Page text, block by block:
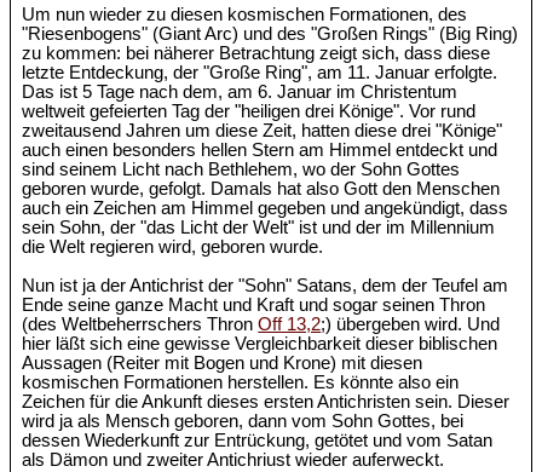
Um nun wieder zu diesen kosmischen Formationen, des
"Riesenbogens" (Giant Arc) und des "Großen Rings" (Big Ring)
zu kommen: bei näherer Betrachtung zeigt sich, dass diese
letzte Entdeckung, der "Große Ring", am 11. Januar erfolgte.
Das ist 5 Tage nach dem, am 6. Januar im Christentum
weltweit gefeierten Tag der "heiligen drei Könige". Vor rund
zweitausend Jahren um diese Zeit, hatten diese drei "Könige"
auch einen besonders hellen Stern am Himmel entdeckt und
sind seinem Licht nach Bethlehem, wo der Sohn Gottes
geboren wurde, gefolgt. Damals hat also Gott den Menschen
auch ein Zeichen am Himmel gegeben und angekündigt, dass
sein Sohn, der "das Licht der Welt" ist und der im Millennium
die Welt regieren wird, geboren wurde.
Nun ist ja der Antichrist der "Sohn" Satans, dem der Teufel am
Ende seine ganze Macht und Kraft und sogar seinen Thron
(des Weltbeherrschers ThronOff 13,2;) übergeben wird. Und
hier läßt sich eine gewisse Vergleichbarkeit dieser biblischen
Aussagen (Reiter mit Bogen und Krone) mit diesen
kosmischen Formationen herstellen. Es könnte also ein
Zeichen für die Ankunft dieses ersten Antichristen sein. Dieser
wird ja als Mensch geboren, dann vom Sohn Gottes, bei
dessen Wiederkunft zur Entrückung, getötet und vom Satan
als Dämon und zweiter Antichriust wieder auferweckt.